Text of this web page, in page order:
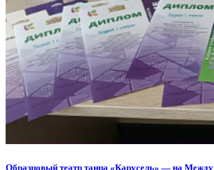
Образцовый театр танца «Карусель» — на